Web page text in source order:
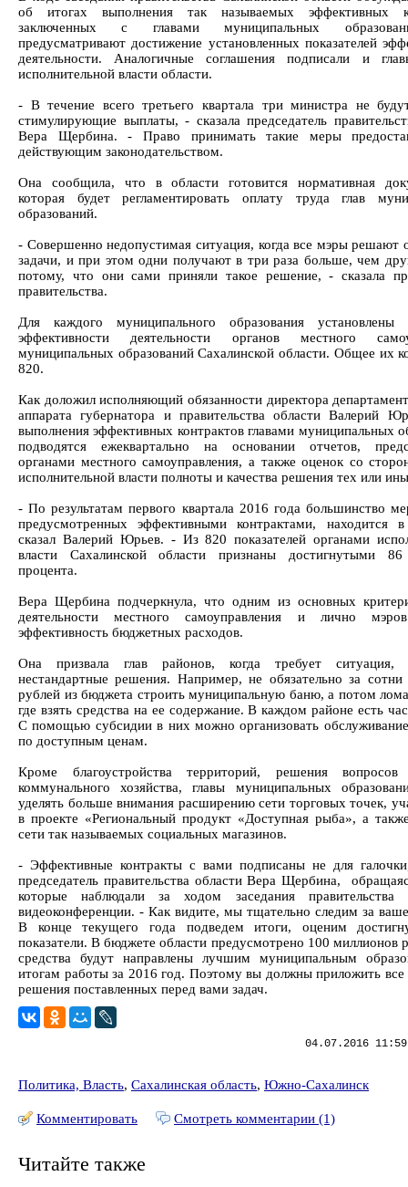
об итогах выполнения так называемых эффективных
заключенных с главами муниципальных
предусматривают достижение установленных показателей
деятельности. Аналогичные соглашения подписали и
исполнительной власти области.
- В течение всего третьего квартала три министра не
стимулирующие выплаты, - сказала председатель
Вера Щербина. - Право принимать такие меры
действующим законодательством.
Она сообщила, что в области готовится нормативная
которая будет регламентировать оплату труда глав
образований.
- Совершенно недопустимая ситуация, когда все мэры решают
задачи, и при этом одни получают в три раза больше, чем
потому, что они сами приняли такое решение, - сказала
правительства.
Для каждого муниципального образования установлены
эффективности деятельности органов местного
муниципальных образований Сахалинской области. Общее их
820.
Как доложил исполняющий обязанности директора
аппарата губернатора и правительства области Валерий
выполнения эффективных контрактов главами муниципальных
подводятся ежеквартально на основании отчетов,
органами местного самоуправления, а также оценок со
исполнительной власти полноты и качества решения тех или
- По результатам первого квартала 2016 года большинство
предусмотренных эффективными контрактами, находится
сказал Валерий Юрьев. - Из 820 показателей органами
власти Сахалинской области признаны достигнутыми
процента.
Вера Щербина подчеркнула, что одним из основных
деятельности местного самоуправления и лично
эффективность бюджетных расходов.
Она призвала глав районов, когда требует ситуация,
нестандартные решения. Например, не обязательно за сотни
рублей из бюджета строить муниципальную баню, а потом
где взять средства на ее содержание. В каждом районе есть
С помощью субсидии в них можно организовать обслуживание
по доступным ценам.
Кроме благоустройства территорий, решения
коммунального хозяйства, главы муниципальных
уделять больше внимания расширению сети торговых точек,
в проекте «Региональный продукт «Доступная рыба», а
сети так называемых социальных магазинов.
- Эффективные контракты с вами подписаны не для
председатель правительства области Вера Щербина,
которые наблюдали за ходом заседания
видеоконференции. - Как видите, мы тщательно следим за
В конце текущего года подведем итоги, оценим
показатели. В бюджете области предусмотрено 100 миллионов
средства будут направлены лучшим муниципальным
итогам работы за 2016 год. Поэтому вы должны приложить все
решения поставленных перед вами задач.
04.07.2016
Политика, Власть, Сахалинская область, Южно-Сахалинск
Комментировать Смотреть комментарии (1)
Читайте также